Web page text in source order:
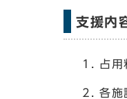
支援内
占用
各施